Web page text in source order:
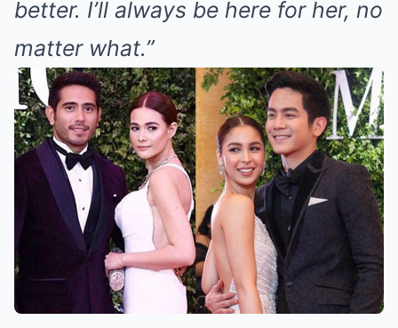
better. I’ll always be here for her, no
matter what.”